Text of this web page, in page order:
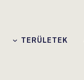
TERÜLETEK